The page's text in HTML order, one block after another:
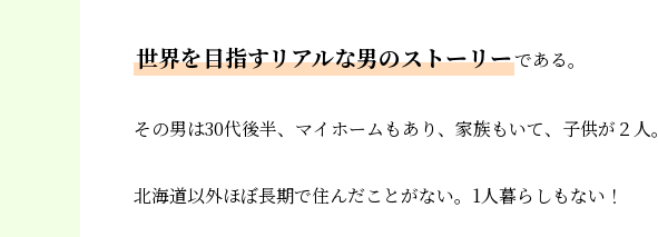
世界を目指すリアルな男のストーリーである。
その男は30代後半、マイホームもあり、家族もいて、子供が２人。
北海道以外ほぼ長期で住んだことがない。1人暮らしもない！